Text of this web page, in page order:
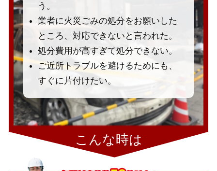
う。
業者に火災ごみの処分をお願いした
ところ、対応できないと言われた。
処分費用が高すぎて処分できない。
ご近所トラブルを避けるためにも、
すぐに片付けたい。
こんな時は